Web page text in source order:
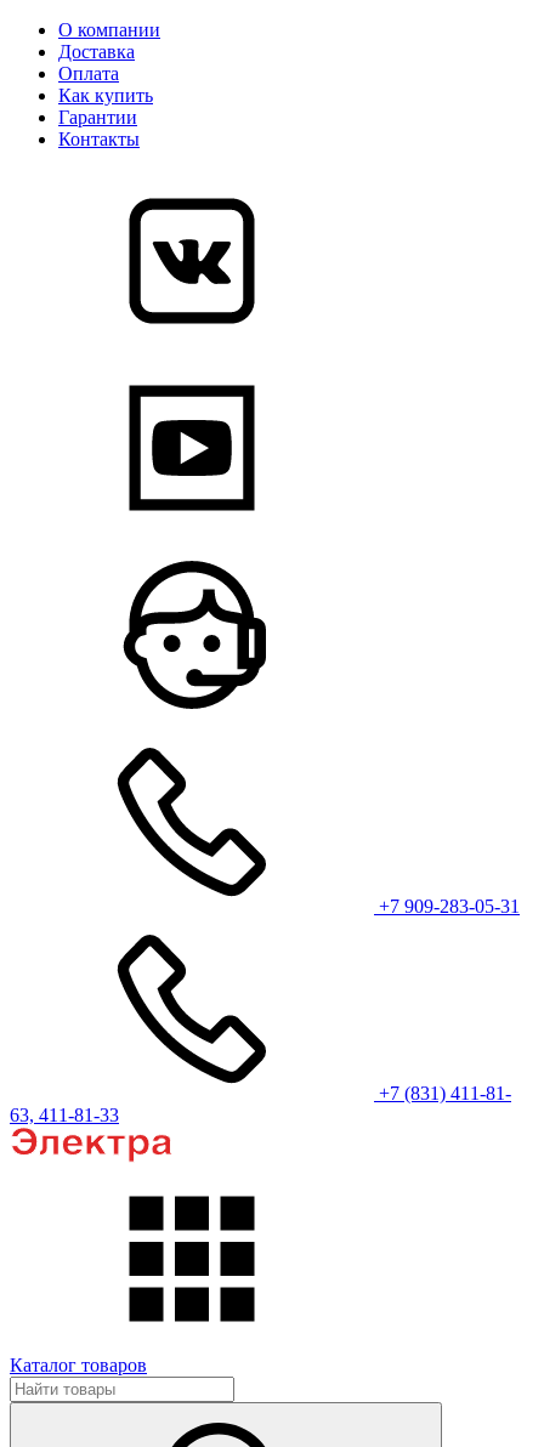
О компании
Доставка
Оплата
Как купить
Гарантии
Контакты
+7 909-283-05-31
+7 (831) 411-81-
63, 411-81-33
Каталог товаров